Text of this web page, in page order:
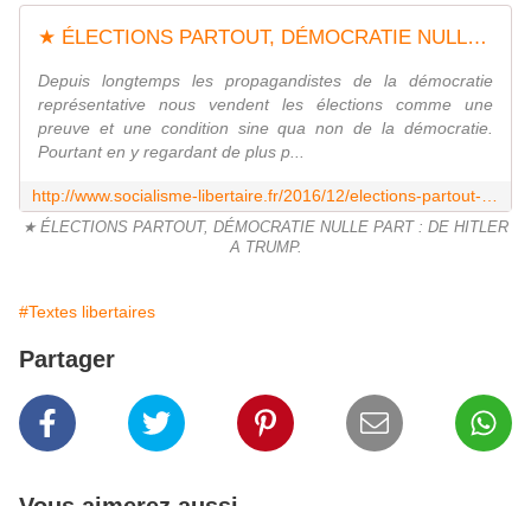
★ ÉLECTIONS PARTOUT, DÉMOCRATIE NULLE PART : DE HITLER A TRUMP - Socialisme libertaire
Depuis longtemps les propagandistes de la démocratie
représentative nous vendent les élections comme une
preuve et une condition sine qua non de la démocratie.
Pourtant en y regardant de plus p...
★ ÉLECTIONS PARTOUT, DÉMOCRATIE NULLE PART : DE HITLER
A TRUMP.
#Textes libertaires
Partager